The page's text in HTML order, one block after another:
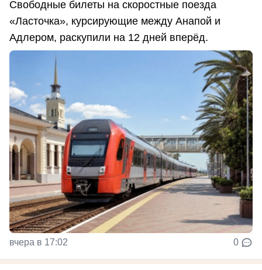
Свободные билеты на скоростные поезда
«Ласточка», курсирующие между Анапой и
Адлером, раскупили на 12 дней вперёд.
вчера в 17:02 0